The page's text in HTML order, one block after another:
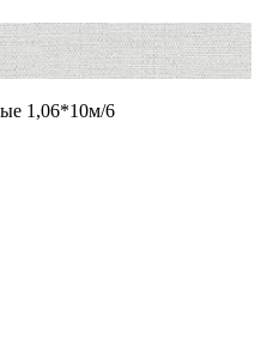
1,06*10м/6